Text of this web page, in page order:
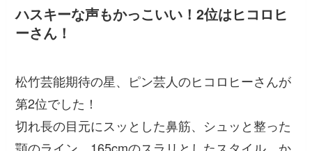
ハスキーな声もかっこいい！2位はヒコロヒ
ーさん！
松竹芸能期待の星、ピン芸人のヒコロヒーさんが
第2位でした！
切れ長の目元にスッとした鼻筋、シュッと整った